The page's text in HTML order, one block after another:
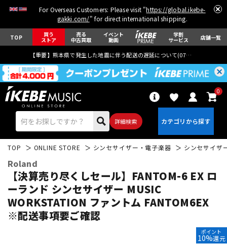
For Overseas Customers: Please visit "https://global.ikebe-
gakki.com/" for direct international shipping.
TOP 買う
ストア
売る
中古買取
イベント
動画
学割
サービス 店舗一覧
【重要】熊本県で発生した地震に伴う配送の遅延について(07月29日
詳細検索
0
エレキギター アコギ/エレアコ
TOP ONLINE STORE シンセサイザー・電子楽器 シンセサイザ
Roland
【決算売り尽くしセール】FANTOM-6 EX ロ
ーランド シンセサイザー MUSIC
WORKSTATION ファントム FANTOM6EX
※配送事項要ご確認
ポイント
10%還元